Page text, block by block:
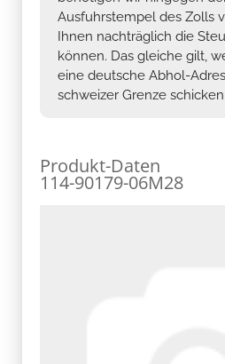
Ausfuhrstempel des Zolls
Ihnen nachträglich die
können. Das gleiche gilt,
eine deutsche Abhol-
schweizer Grenze
Produkt-Daten
114-90179-06M28